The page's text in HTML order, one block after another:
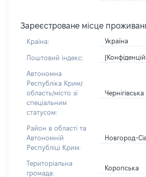
Зареєстроване місце
Країна: Україна
Поштовий індекс:
Автономна
Республіка Крим/
область/місто зі
спеціальним
статусом:
Чернігівська
Район в області та
Автономній
Республіці Крим:
Новгород-
Територіальна
громада:
Коропська